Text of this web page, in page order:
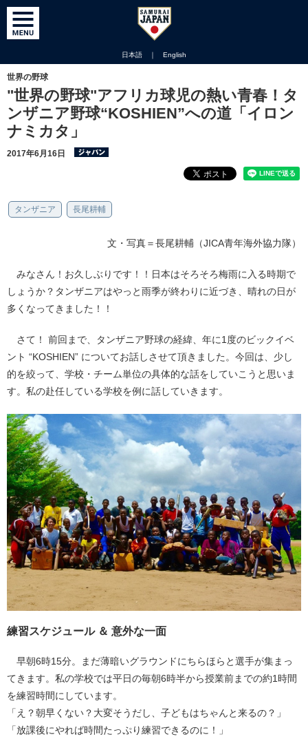
日本語 ｜ English
世界の野球
"世界の野球"アフリカ球児の熱い青春！タ
ンザニア野球“KOSHIEN”への道「イロン
ナミカタ」
2017年6月16日
タンザニア 長尾耕輔
文・写真＝長尾耕輔（JICA青年海外協力隊）
みなさん！お久しぶりです！！日本はそろそろ梅雨に入る時期で
しょうか？タンザニアはやっと雨季が終わりに近づき、晴れの日が
多くなってきました！！
さて！ 前回まで、タンザニア野球の経緯、年に1度のビックイベ
ント “KOSHIEN” についてお話しさせて頂きました。今回は、少し
的を絞って、学校・チーム単位の具体的な話をしていこうと思いま
す。私の赴任している学校を例に話していきます。
練習スケジュール ＆ 意外な一面
早朝6時15分。まだ薄暗いグラウンドにちらほらと選手が集まっ
てきます。私の学校では平日の毎朝6時半から授業前までの約1時間
を練習時間にしています。
「え？朝早くない？大変そうだし、子どもはちゃんと来るの？」
「放課後にやれば時間たっぷり練習できるのに！」